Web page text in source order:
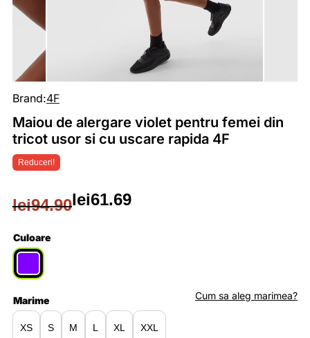
Reduceri!
Brand:4F
Maiou de alergare violet pentru femei din
tricot usor si cu uscare rapida 4F
lei94.90
Prețul
inițial
a
fost:
lei94.90.
lei61.69
Prețul
curent
este:
lei61.69.
Culoare
Marime
XS S M L XL XXL
Cum sa aleg marimea?